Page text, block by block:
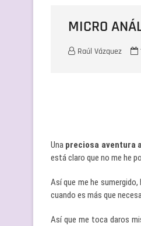
MICRO
Raúl Vázquez
Una preciosa aventura
está claro que no me he
Así que me he
cuando es más que
Así que me toca daros